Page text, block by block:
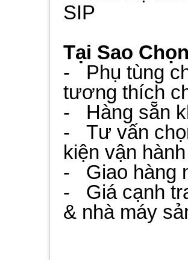
SIP
Tại Sao
- Phụ tùng
tương thích
- Hàng sẵn
- Tư vấn
kiện vận hành
- Giao hàng
- Giá cạnh
& nhà máy